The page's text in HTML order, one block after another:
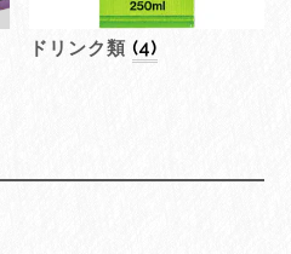
ドリンク類(4)